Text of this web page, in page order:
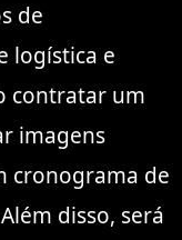
de
logística e
contratar um
imagens
cronograma de
disso, será